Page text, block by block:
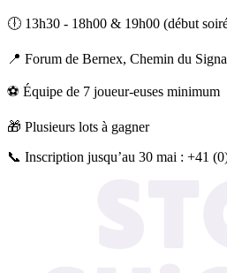
🕕 13h30 - 18h00 & 19h00 (début
📍 Forum de Bernex, Chemin du
⚽ Équipe de 7 joueur-euses minimum
🎁 Plusieurs lots à gagner
📞 Inscription jusqu’au 30 mai : +41